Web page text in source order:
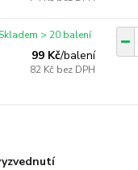
99 Kč/balení
82 Kč bez DPH
Skladem > 20 balení